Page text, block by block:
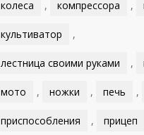
колеса , компрессора ,
культиватор ,
лестница своими руками ,
мото , ножки , печь ,
приспособления , прицеп